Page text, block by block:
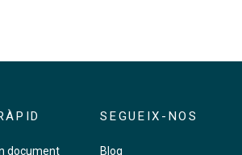
document
SEGUEIX-NOS
Blog